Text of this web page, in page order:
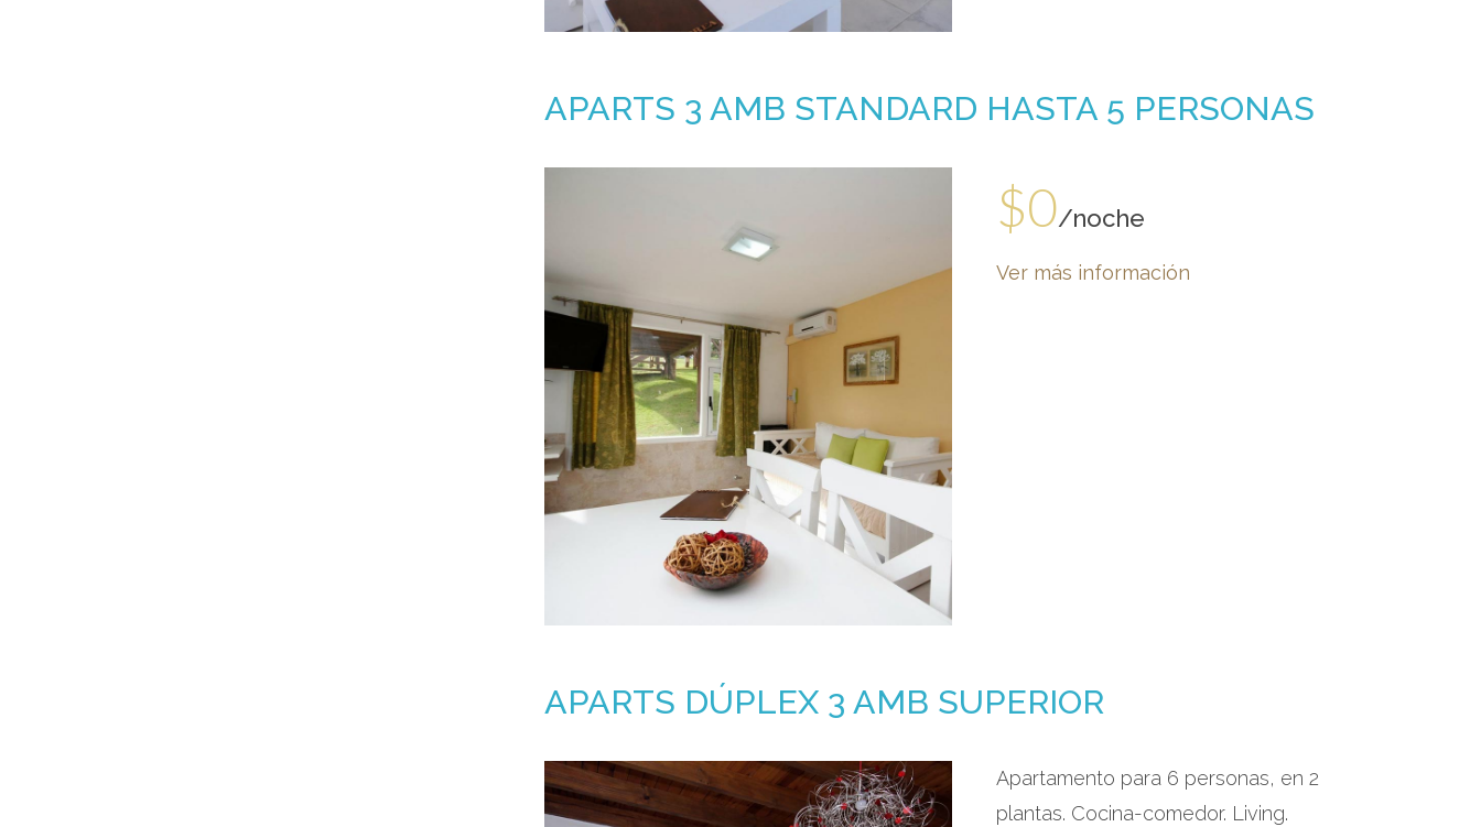
APARTS 3 AMB STANDARD HASTA 5 PERSONAS
$0/noche
Ver más información
APARTS DÚPLEX 3 AMB SUPERIOR
Apartamento para 6 personas, en 2
plantas. Cocina-comedor. Living.